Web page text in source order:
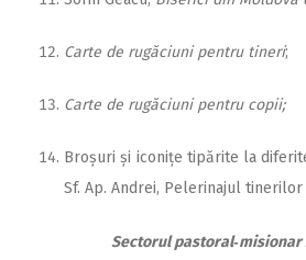
Carte de rugăciuni pentru tineri;
Carte de rugăciuni pentru copii;
Broșuri și iconițe tipărite la
Sf. Ap. Andrei, Pelerinajul
Sectorul